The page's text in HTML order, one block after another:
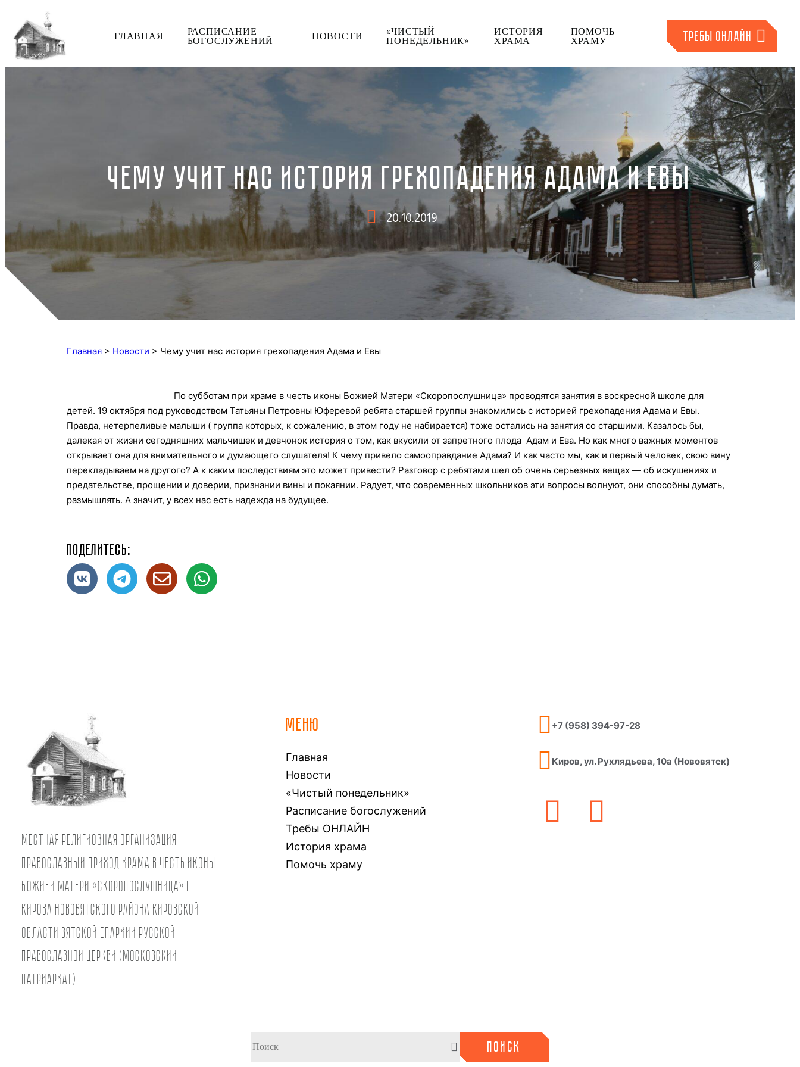
ГЛАВНАЯ
РАСПИСАНИЕ
БОГОСЛУЖЕНИЙ
НОВОСТИ
«ЧИСТЫЙ
ПОНЕДЕЛЬНИК»
ИСТОРИЯ
ХРАМА
ПОМОЧЬ
ХРАМУ
ТРЕБЫ ОНЛАЙН
ЧЕМУ УЧИТ НАС ИСТОРИЯ ГРЕХОПАДЕНИЯ АДАМА И ЕВЫ
20.10.2019
Главная > Новости > Чему учит нас история грехопадения Адама и Евы
По субботам при храме в честь иконы Божией Матери «Скоропослушница» проводятся занятия в воскресной школе для
детей. 19 октября под руководством Татьяны Петровны Юферевой ребята старшей группы знакомились с историей грехопадения Адама и Евы.
Правда, нетерпеливые малыши ( группа которых, к сожалению, в этом году не набирается) тоже остались на занятия со старшими. Казалось бы,
далекая от жизни сегодняшних мальчишек и девчонок история о том, как вкусили от запретного плода Адам и Ева. Но как много важных моментов
открывает она для внимательного и думающего слушателя! К чему привело самооправдание Адама? И как часто мы, как и первый человек, свою вину
перекладываем на другого? А к каким последствиям это может привести? Разговор с ребятами шел об очень серьезных вещах — об искушениях и
предательстве, прощении и доверии, признании вины и покаянии. Радует, что современных школьников эти вопросы волнуют, они способны думать,
размышлять. А значит, у всех нас есть надежда на будущее.
Поделитесь:
Местная религиозная организация
православный Приход храма в честь иконы
Божией Матери «Скоропослушница» г.
Кирова Нововятского района Кировской
области Вятской Епархии Русской
Православной Церкви (Московский
Патриархат)
МЕНЮ
Главная
Новости
«Чистый понедельник»
Расписание богослужений
Требы ОНЛАЙН
История храма
Помочь храму
+7 (958) 394-97-28
Киров, ул. Рухлядьева, 10а (Нововятск)
ПОИСК